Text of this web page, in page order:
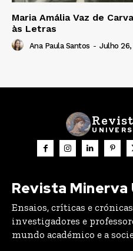
Maria Amália Vaz de
às Letras
Ana Paula Santos - Julho
Revista
Ensaios, críticas e
investigadores e
mundo académico e a